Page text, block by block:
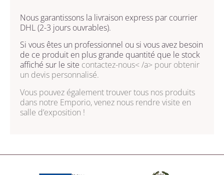
Nous garantissons la livraison express par courrier
DHL (2-3 jours ouvrables).
Si vous êtes un professionnel ou si vous avez besoin
de ce produit en plus grande quantité que le stock
affiché sur le site contactez-nous< /a> pour obtenir
un devis personnalisé.
Vous pouvez également trouver tous nos produits
dans notre Emporio, venez nous rendre visite en
salle d’exposition !